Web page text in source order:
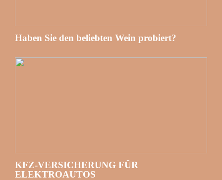
Haben Sie den beliebten Wein probiert?
KFZ-VERSICHERUNG FÜR
ELEKTROAUTOS